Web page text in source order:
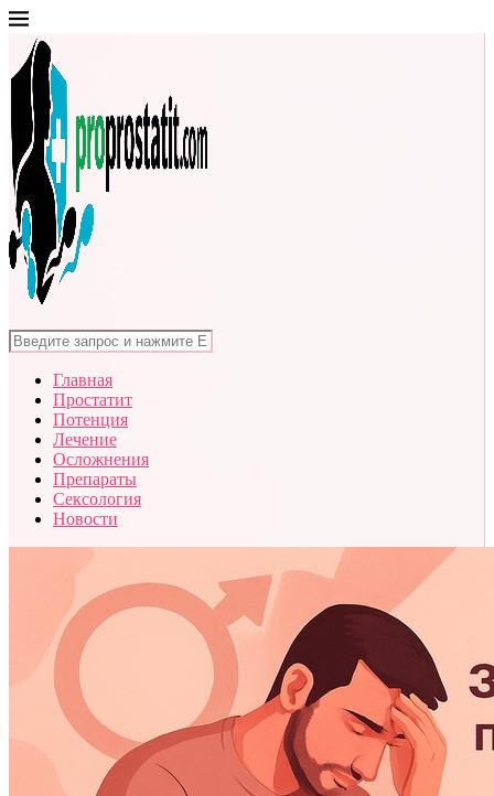
Главная
Простатит
Потенция
Лечение
Осложнения
Препараты
Сексология
Новости